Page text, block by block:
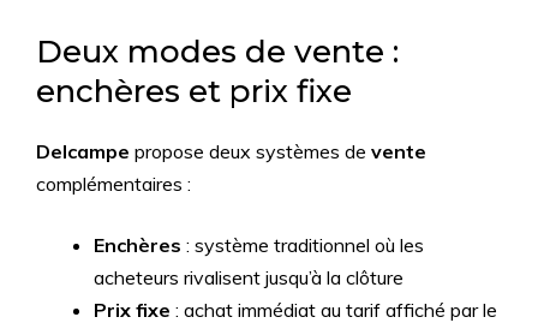
Deux modes de vente :
enchères et prix fixe
Delcampe propose deux systèmes de vente
complémentaires :
Enchères : système traditionnel où les
acheteurs rivalisent jusqu’à la clôture
Prix fixe : achat immédiat au tarif affiché par le